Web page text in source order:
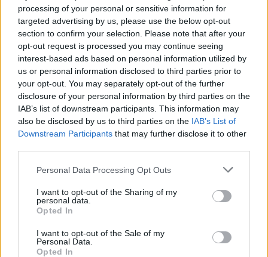
processing of your personal or sensitive information for
targeted advertising by us, please use the below opt-out
section to confirm your selection. Please note that after your
opt-out request is processed you may continue seeing
interest-based ads based on personal information utilized by
us or personal information disclosed to third parties prior to
your opt-out. You may separately opt-out of the further
disclosure of your personal information by third parties on the
IAB’s list of downstream participants. This information may
also be disclosed by us to third parties on the IAB’s List of
Downstream Participants that may further disclose it to other
Personal Data Processing Opt Outs
I want to opt-out of the Sharing of my
personal data.
Opted In
I want to opt-out of the Sale of my
Personal Data.
Opted In
Φωτ.: Alex Kat
Ταυτότητα Παράστασης